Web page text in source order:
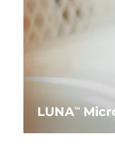
LUNATM